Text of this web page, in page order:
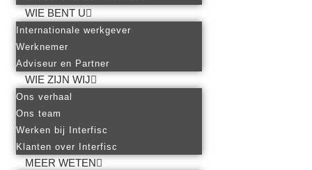
WIE BENT U
Internationale werkgever
Werknemer
Adviseur en Partner
WIE ZIJN WIJ
Ons verhaal
Ons team
Werken bij Interfisc
Klanten over Interfisc
MEER WETEN